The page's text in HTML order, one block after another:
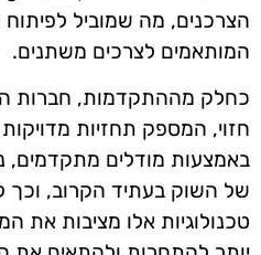
הצרכנים, מה שמוביל לפיתוח
המותאמים לצרכים משתנים.
כחלק מההתקדמות, חברות
חזוי, המספק תחזיות
באמצעות מודלים מתקדמים,
של השוק בעתיד הקרוב, וכך
טכנולוגיות אלו מציבות את